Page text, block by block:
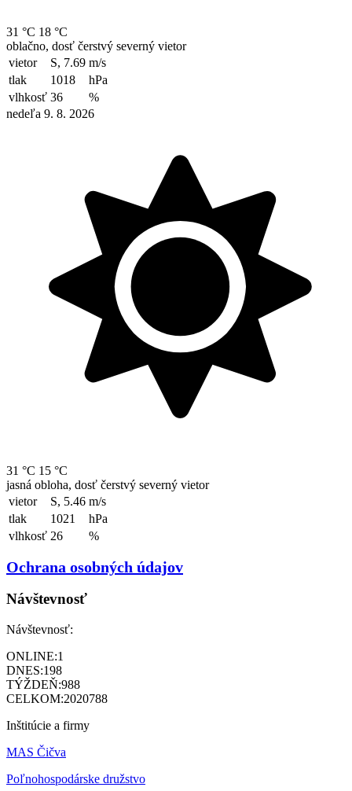
31 °C 18 °C
oblačno, dosť čerstvý severný vietor
vietor
S, 7.69 m/s
tlak
1018
hPa
vlhkosť 36
%
nedeľa 9. 8. 2026
31 °C 15 °C
jasná obloha, dosť čerstvý severný vietor
vietor
S, 5.46 m/s
tlak
1021
hPa
vlhkosť 26 %
Ochrana osobných údajov
Návštevnosť
Návštevnosť:
ONLINE:1
DNES:198
TÝŽDEŇ:988
CELKOM:2020788
Inštitúcie a firmy
MAS Čičva
Poľnohospodárske družstvo